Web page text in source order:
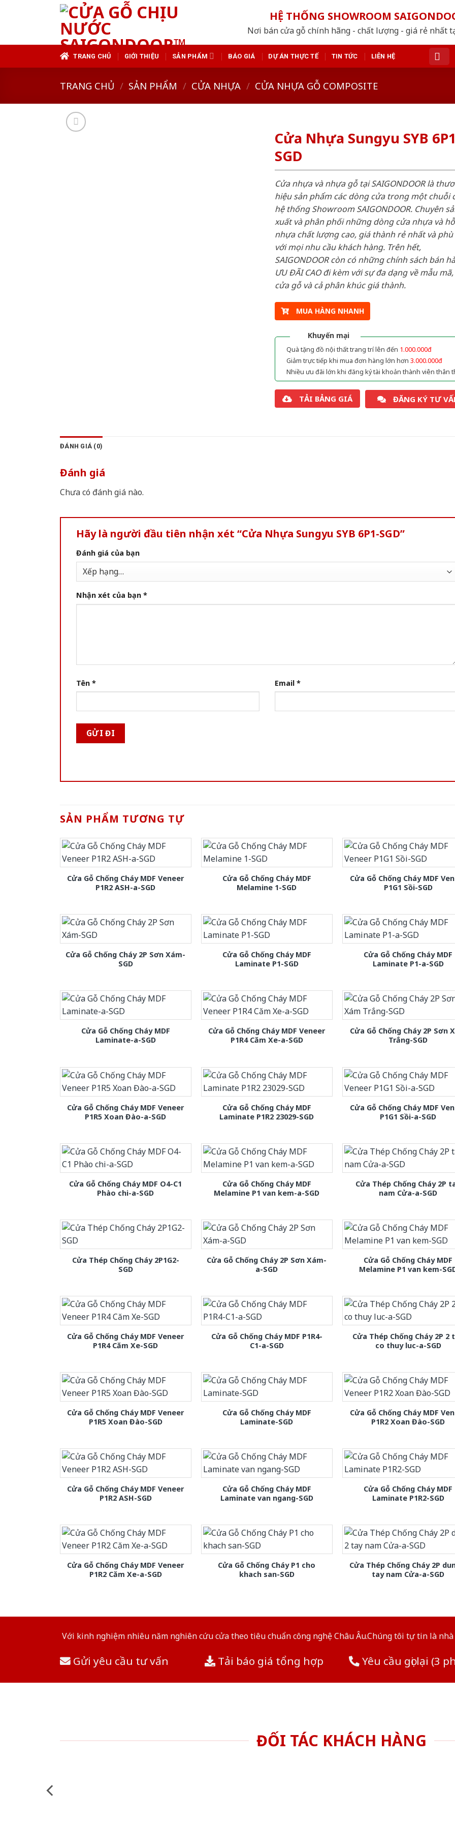
HỆ THỐNG SHOWROOM
Nơi bán cửa gỗ chính hãng - chất lượng - giá rẻ nhất
TRANG CHỦ GIỚI THIỆU SẢN PHẨM BÁO GIÁ DỰ ÁN THỰC TẾ TIN TỨC LIÊN HỆ
TRANG CHỦ / SẢN PHẨM / CỬA NHỰA / CỬA NHỰA GỖ COMPOSITE
Cửa Nhựa Sungyu SYB
SGD
Cửa nhựa và nhựa gỗ tại SAIGONDOOR là
hiệu sản phẩm các dòng cửa trong một chuỗi
hệ thống Showroom SAIGONDOOR. Chuyên
xuất và phân phối những dòng cửa nhựa và
nhựa chất lượng cao, giá thành rẻ nhất và
với mọi nhu cầu khách hàng. Trên hết,
SAIGONDOOR còn có những chính sách bán
ƯU ĐÃI CAO đi kèm với sự đa dạng về mẫu
cửa gỗ và cả phân khúc giá thành.
MUA HÀNG NHANH
Khuyến mại
Quà tặng đồ nội thất trang trí lên đến 1.000.000đ
Giảm trực tiếp khi mua đơn hàng lớn hơn 3.000.000đ
Nhiều ưu đãi lớn khi đăng ký tài khoản thành viên thân
TẢI BẢNG GIÁ ĐĂNG KÝ TƯ
ĐÁNH GIÁ (0)
Đánh giá
Chưa có đánh giá nào.
Hãy là người đầu tiên nhận xét “Cửa Nhựa Sungyu SYB 6P1-SGD”
Đánh giá của bạn
Nhận xét của bạn *
Tên * Email *
SẢN PHẨM TƯƠNG TỰ
Cửa Gỗ Chống Cháy MDF Veneer
P1R2 ASH-a-SGD
Cửa Gỗ Chống Cháy MDF
Melamine 1-SGD
Cửa Gỗ Chống Cháy MDF
P1G1 Sồi-SGD
Cửa Gỗ Chống Cháy 2P Sơn Xám-
SGD
Cửa Gỗ Chống Cháy MDF
Laminate P1-SGD
Cửa Gỗ Chống Cháy MDF
Laminate P1-a-SGD
Cửa Gỗ Chống Cháy MDF
Laminate-a-SGD
Cửa Gỗ Chống Cháy MDF Veneer
P1R4 Căm Xe-a-SGD
Cửa Gỗ Chống Cháy 2P Sơn
Trắng-SGD
Cửa Gỗ Chống Cháy MDF Veneer
P1R5 Xoan Đào-a-SGD
Cửa Gỗ Chống Cháy MDF
Laminate P1R2 23029-SGD
Cửa Gỗ Chống Cháy MDF
P1G1 Sồi-a-SGD
Cửa Gỗ Chống Cháy MDF O4-C1
Phào chi-a-SGD
Cửa Gỗ Chống Cháy MDF
Melamine P1 van kem-a-SGD
Cửa Thép Chống Cháy 2P
nam Cửa-a-SGD
Cửa Thép Chống Cháy 2P1G2-
SGD
Cửa Gỗ Chống Cháy 2P Sơn Xám-
a-SGD
Cửa Gỗ Chống Cháy MDF
Melamine P1 van kem-
Cửa Gỗ Chống Cháy MDF Veneer
P1R4 Căm Xe-SGD
Cửa Gỗ Chống Cháy MDF P1R4-
C1-a-SGD
Cửa Thép Chống Cháy 2P 2
co thuy luc-a-SGD
Cửa Gỗ Chống Cháy MDF Veneer
P1R5 Xoan Đào-SGD
Cửa Gỗ Chống Cháy MDF
Laminate-SGD
Cửa Gỗ Chống Cháy MDF
P1R2 Xoan Đào-SGD
Cửa Gỗ Chống Cháy MDF Veneer
P1R2 ASH-SGD
Cửa Gỗ Chống Cháy MDF
Laminate van ngang-SGD
Cửa Gỗ Chống Cháy MDF
Laminate P1R2-SGD
Cửa Gỗ Chống Cháy MDF Veneer
P1R2 Căm Xe-a-SGD
Cửa Gỗ Chống Cháy P1 cho
khach san-SGD
Cửa Thép Chống Cháy 2P
tay nam Cửa-a-SGD
Với kinh nghiệm nhiêu năm nghiên cứu cửa theo tiêu chuẩn công nghệ Châu Âu.Chúng tôi tự tin là
Gửi yêu cầu tư vấn Tải báo giá tổng hợp Yêu cầu gọi lại (3
ĐỐI TÁC KHÁCH HÀNG